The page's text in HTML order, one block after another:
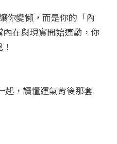
你變懶，而是你的「內
在與現實開始連動，你
，讀懂運氣背後那套